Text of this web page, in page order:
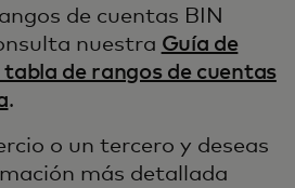
de cuentas BIN
nuestra Guía de
de rangos de cuentas
.
o un tercero y deseas
más detallada